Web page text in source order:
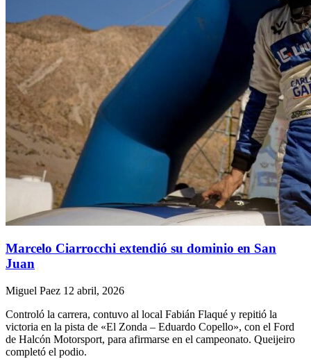
Marcelo Ciarrocchi extendió su dominio en San
Juan
Miguel Paez 12 abril, 2026
Controló la carrera, contuvo al local Fabián Flaqué y repitió la
victoria en la pista de «El Zonda – Eduardo Copello», con el Ford
de Halcón Motorsport, para afirmarse en el campeonato. Queijeiro
completó el podio.